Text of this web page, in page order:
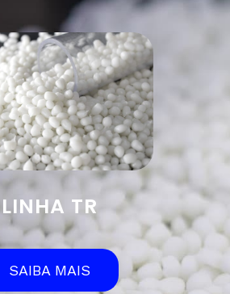
LINHA TR
SAIBA MAIS